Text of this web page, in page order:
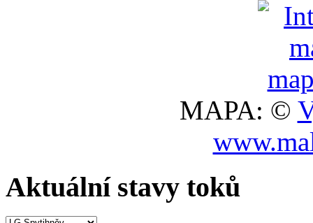
MAPA: ©
Aktuální stavy toků